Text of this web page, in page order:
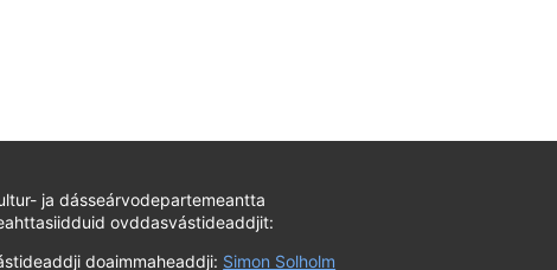
ja dásseárvodepartemeantta
ovddasvástideaddjit:
doaimmaheaddji: Simon Solholm